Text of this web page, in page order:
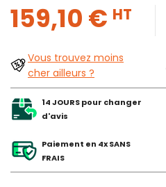
159,10 € HT
Vous trouvez moins
cher ailleurs ?
14 JOURS pour changer
d'avis
Paiement en 4x SANS
FRAIS